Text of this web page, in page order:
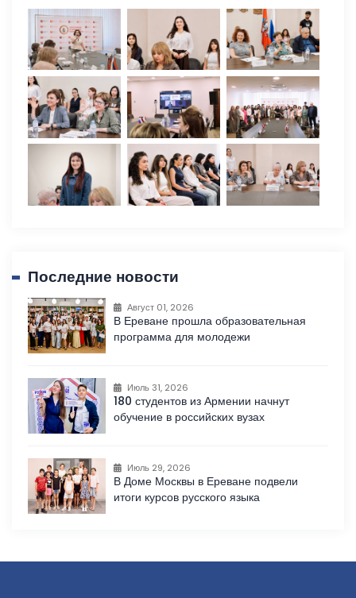
Последние новости
Август 01, 2026
В Ереване прошла образовательная
программа для молодежи
Июль 31, 2026
180 студентов из Армении начнут
обучение в российских вузах
Июль 29, 2026
В Доме Москвы в Ереване подвели
итоги курсов русского языка